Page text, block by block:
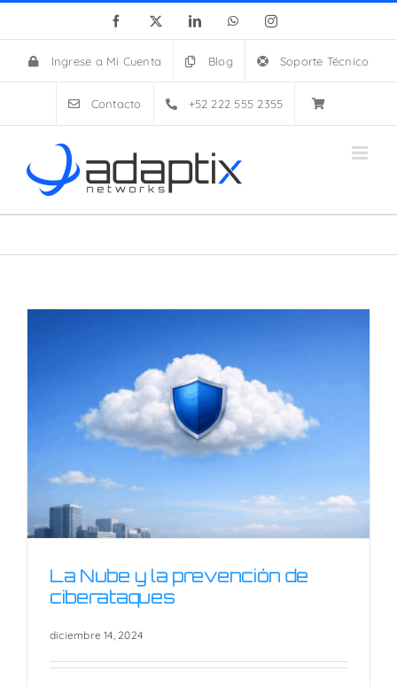
content
Facebook
X LinkedInWhatsAppInstagram
Ingrese a Mi Cuenta Blog Soporte Técnico
Contacto +52 222 555 2355
La Nube y la prevención de
La Nube y la prevención de
ciberataques
diciembre 14, 2024